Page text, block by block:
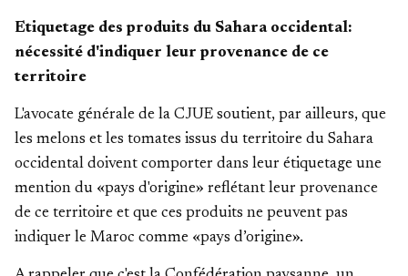
Etiquetage des produits du Sahara occidental:
nécessité d'indiquer leur provenance de ce
territoire
L'avocate générale de la CJUE soutient, par ailleurs, que
les melons et les tomates issus du territoire du Sahara
occidental doivent comporter dans leur étiquetage une
mention du «pays d'origine» reflétant leur provenance
de ce territoire et que ces produits ne peuvent pas
indiquer le Maroc comme «pays d’origine».